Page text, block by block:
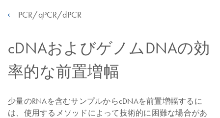
PCR/qPCR/dPCR
cDNAおよびゲノムDNAの効
率的な前置増幅
少量のRNAを含むサンプルからcDNAを前置増幅するに
は、使用するメソッドによって技術的に困難な場合があ